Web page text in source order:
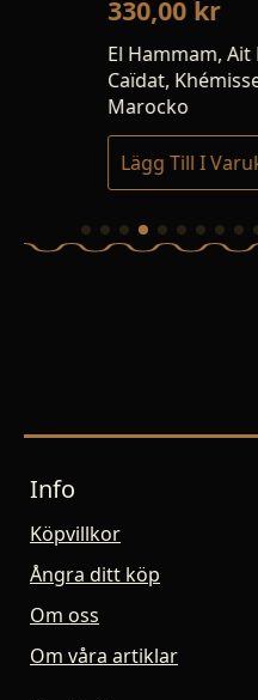
330,00kr
El Hammam, Ait
Caïdat, Khémisset,
Marocko
Lägg Till I
Info
Köpvillkor
Ångra ditt köp
Om oss
Om våra artiklar